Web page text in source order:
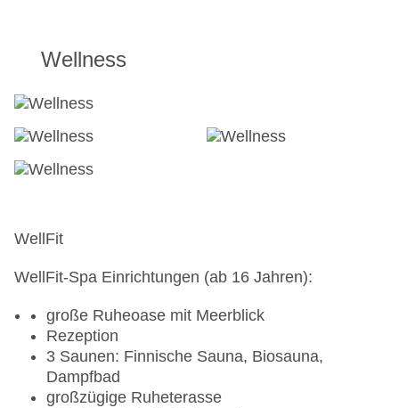
maßgeschneidertes Fitnessprogramm,
Sportstainment (ab 16 Jahren)
Fußball
Sportstainment-Programme speziell für
Jugendliche von 13 - 15 Jahre
Tennis
Wellness
WellFit
WellFit-Spa Einrichtungen (ab 16 Jahren):
große Ruheoase mit Meerblick
Rezeption
3 Saunen: Finnische Sauna, Biosauna,
Dampfbad
großzügige Ruheterasse